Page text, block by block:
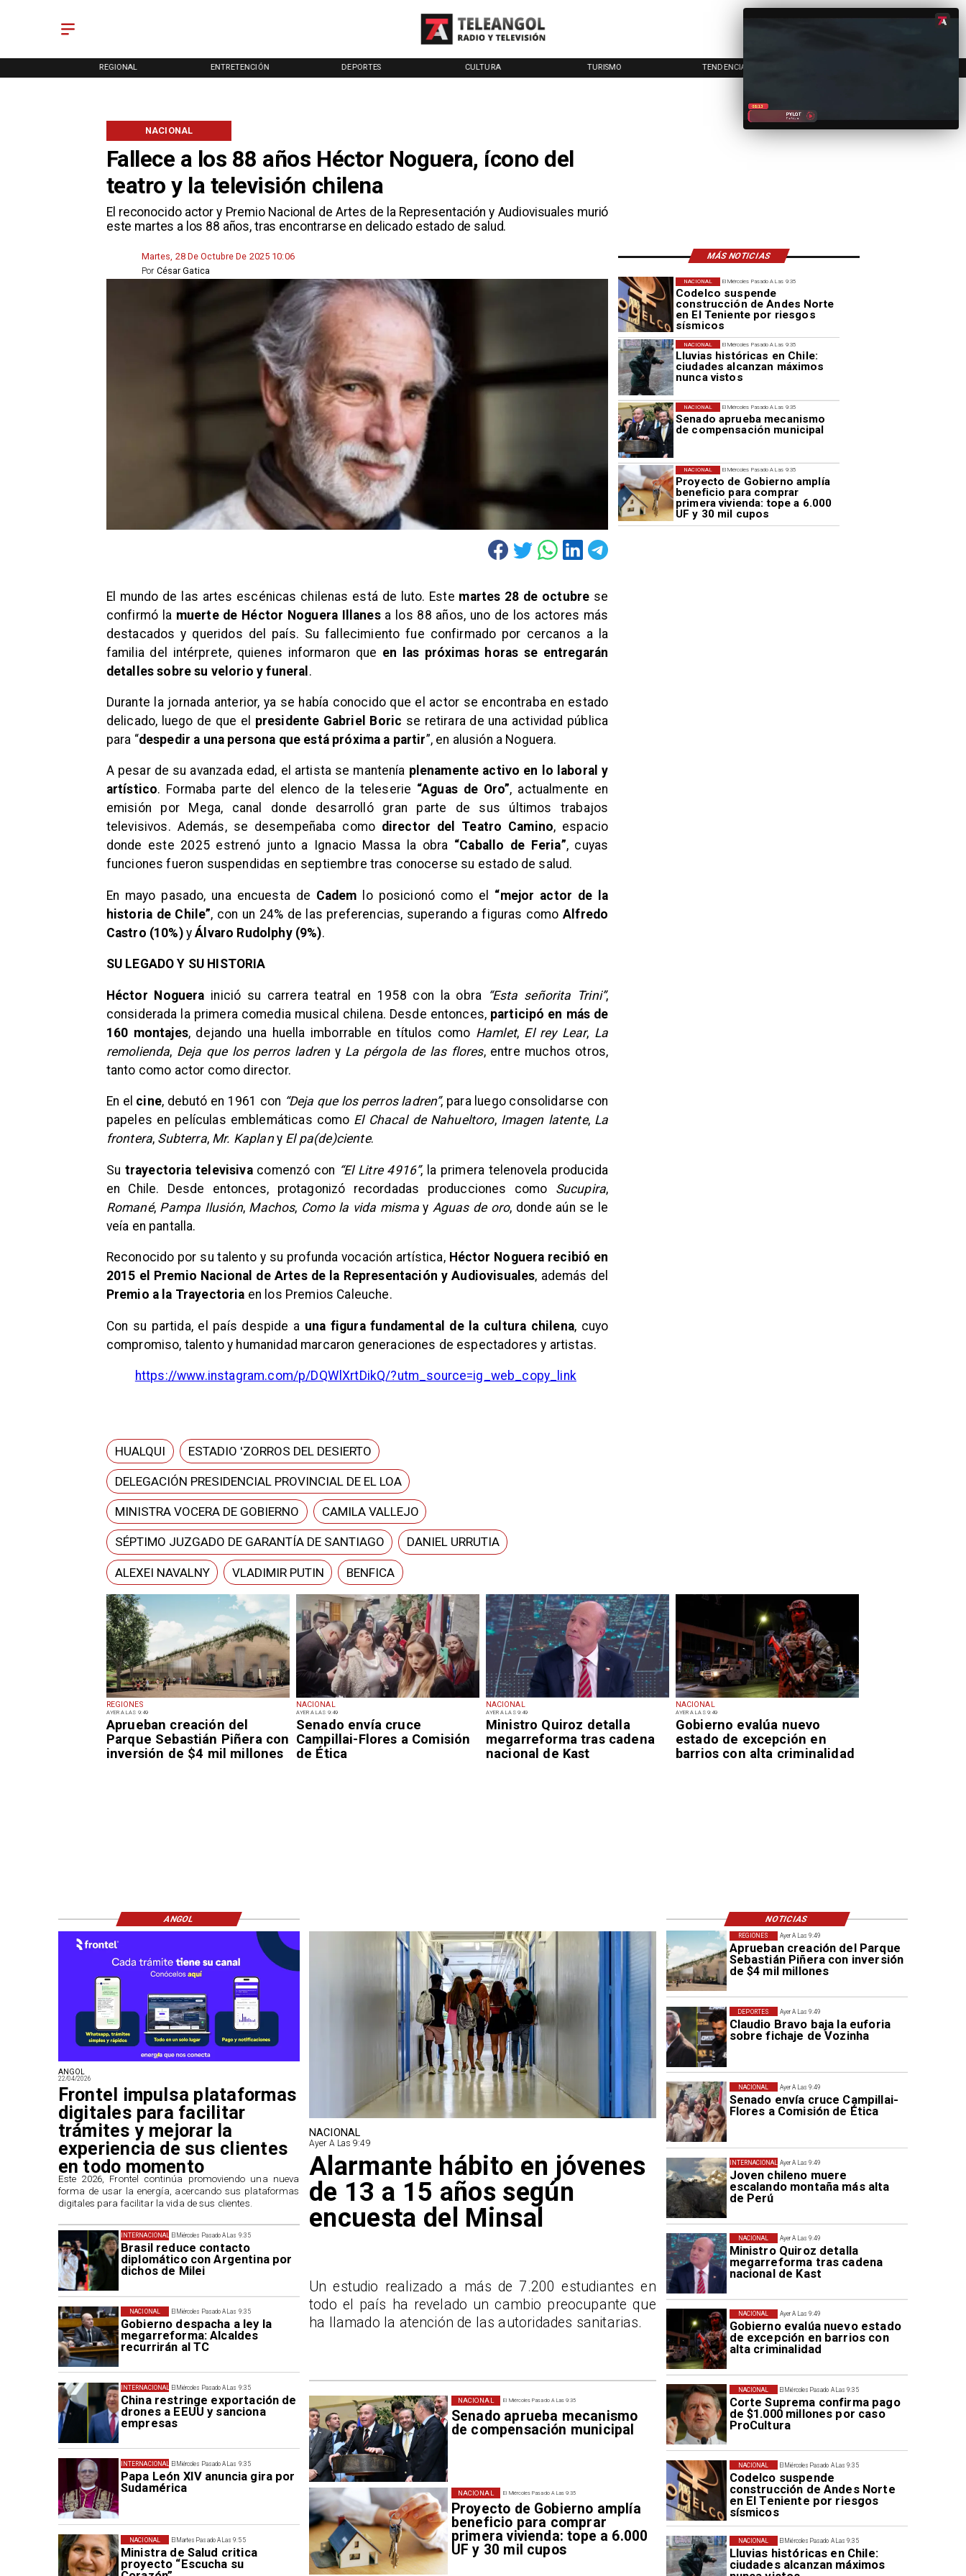
REGIONAL ENTRETENCIÓN DEPORTES CULTURA TURISMO TENDENCIAS
Fallece a los 88 años Héctor Noguera, ícono del
teatro y la televisión chilena
​El reconocido actor y Premio Nacional de Artes de la Representación y Audiovisuales murió
este martes a los 88 años, tras encontrarse en delicado estado de salud.
NACIONAL
MÁS NOTICIAS
Martes, 28 De Octubre De 2025 10:06
César Gatica
Por
REGIONES
AYER A LAS 9:49
Aprueban creación del
Parque Sebastián Piñera con
inversión de $4 mil millones
NACIONAL
AYER A LAS 9:49
Senado envía cruce
Campillai-Flores a Comisión
de Ética
NACIONAL
AYER A LAS 9:49
Ministro Quiroz detalla
megarreforma tras cadena
nacional de Kast
NACIONAL
AYER A LAS 9:49
Gobierno evalúa nuevo
estado de excepción en
barrios con alta criminalidad
El Miércoles Pasado A Las 9:35
Codelco suspende
construcción de Andes Norte
en El Teniente por riesgos
sísmicos
NACIONAL
El Miércoles Pasado A Las 9:35
Lluvias históricas en Chile:
ciudades alcanzan máximos
nunca vistos
NACIONAL
El Miércoles Pasado A Las 9:35
Senado aprueba mecanismo
de compensación municipal
NACIONAL
El Miércoles Pasado A Las 9:35
Proyecto de Gobierno amplía
beneficio para comprar
primera vivienda: tope a 6.000
UF y 30 mil cupos
NACIONAL
El mundo de las artes escénicas chilenas está de luto. Este martes 28 de octubre se
confirmó la muerte de Héctor Noguera Illanesa los 88 años, uno de los actores más
destacados y queridos del país. Su fallecimiento fue confirmado por cercanos a la
familia del intérprete, quienes informaron que en las próximas horas se entregarán
detalles sobre su velorio y funeral .
Durante la jornada anterior, ya se había conocido que el actor se encontraba en estado
delicado, luego de que el presidente Gabriel Boric se retirara de una actividad pública
para “despedir a una persona que está próxima a partir”, en alusión a Noguera.
A pesar de su avanzada edad, el artista se mantenía plenamente activo en lo laboral y
artístico. Formaba parte del elenco de la teleserie “Aguas de Oro”, actualmente en
emisión por Mega, canal donde desarrolló gran parte de sus últimos trabajos
televisivos. Además, se desempeñaba como director del Teatro Camino, espacio
donde este 2025 estrenó junto a Ignacio Massa la obra “Caballo de Feria”, cuyas
funciones fueron suspendidas en septiembre tras conocerse su estado de salud.
En mayo pasado, una encuesta de Cadem lo posicionó como el “mejor actor de la
historia de Chile”, con un 24% de las preferencias, superando a figuras comoAlfredo
Castro (10%)yÁlvaro Rudolphy (9%).
SU LEGADO Y SU HISTORIA
Héctor Noguera inició su carrera teatral en 1958 con la obra “Esta señorita Trini”,
considerada la primera comedia musical chilena. Desde entonces, participó en más de
160 montajes, dejando una huella imborrable en títulos como Hamlet, El rey Lear, La
remolienda, Deja que los perros ladreny La pérgola de las flores, entre muchos otros,
tanto como actor como director.
En el cine, debutó en 1961 con “Deja que los perros ladren”, para luego consolidarse con
papeles en películas emblemáticas como El Chacal de Nahueltoro, Imagen latente, La
frontera, Subterra, Mr. Kaplany El pa(de)ciente.
Su trayectoria televisivacomenzó con “El Litre 4916”, la primera telenovela producida
en Chile. Desde entonces, protagonizó recordadas producciones como Sucupira,
Romané, Pampa Ilusión, Machos, Como la vida mismay Aguas de oro, donde aún se le
veía en pantalla.
Reconocido por su talento y su profunda vocación artística, Héctor Noguera recibió en
2015 el Premio Nacional de Artes de la Representación y Audiovisuales, además del
Premio a la Trayectoria en los Premios Caleuche.
Con su partida, el país despide a una figura fundamental de la cultura chilena, cuyo
compromiso, talento y humanidad marcaron generaciones de espectadores y artistas.
https://www.instagram.com/p/DQWlXrtDikQ/?utm_source=ig_web_copy_link
HUALQUI ESTADIO 'ZORROS DEL DESIERTO
DELEGACIÓN PRESIDENCIAL PROVINCIAL DE EL LOA
MINISTRA VOCERA DE GOBIERNO CAMILA VALLEJO
SÉPTIMO JUZGADO DE GARANTÍA DE SANTIAGO DANIEL URRUTIA
ALEXEI NAVALNY VLADIMIR PUTIN BENFICA
Ayer A Las 9:49
Aprueban creación del Parque
Sebastián Piñera con inversión
de $4 mil millones
REGIONES
Ayer A Las 9:49
Claudio Bravo baja la euforia
sobre fichaje de Vozinha
DEPORTES
Ayer A Las 9:49
Senado envía cruce Campillai-
Flores a Comisión de Ética
NACIONAL
Ayer A Las 9:49
Joven chileno muere
escalando montaña más alta
de Perú
INTERNACIONAL
Ayer A Las 9:49
Ministro Quiroz detalla
megarreforma tras cadena
nacional de Kast
NACIONAL
Ayer A Las 9:49
Gobierno evalúa nuevo estado
de excepción en barrios con
alta criminalidad
NACIONAL
El Miércoles Pasado A Las 9:35
Corte Suprema confirma pago
de $1.000 millones por caso
ProCultura
NACIONAL
El Miércoles Pasado A Las 9:35
Codelco suspende
construcción de Andes Norte
en El Teniente por riesgos
sísmicos
NACIONAL
El Miércoles Pasado A Las 9:35
Lluvias históricas en Chile:
ciudades alcanzan máximos
NACIONAL
El Miércoles Pasado A Las 9:35
Brasil reduce contacto
diplomático con Argentina por
dichos de Milei
INTERNACIONAL
El Miércoles Pasado A Las 9:35
Gobierno despacha a ley la
megarreforma: Alcaldes
recurrirán al TC
NACIONAL
El Miércoles Pasado A Las 9:35
China restringe exportación de
drones a EEUU y sanciona
empresas
INTERNACIONAL
El Miércoles Pasado A Las 9:35
Papa León XIV anuncia gira por
Sudamérica
INTERNACIONAL
El Martes Pasado A Las 9:55
Ministra de Salud critica
proyecto “Escucha su
NACIONAL
El Miércoles Pasado A Las 9:35
Senado aprueba mecanismo
de compensación municipal
NACIONAL
El Miércoles Pasado A Las 9:35
Proyecto de Gobierno amplía
beneficio para comprar
primera vivienda: tope a 6.000
UF y 30 mil cupos
NACIONAL
ANGOL
22/04/2026
Frontel impulsa plataformas
digitales para facilitar
trámites y mejorar la
experiencia de sus clientes
en todo momento
​Este 2026, Frontel continúa promoviendo una nueva
forma de usar la energía, acercando sus plataformas
digitales para facilitar la vida de sus clientes.
NACIONAL
Ayer A Las 9:49
Alarmante hábito en jóvenes
de 13 a 15 años según
encuesta del Minsal
Un estudio realizado a más de 7.200 estudiantes en
todo el país ha revelado un cambio preocupante que
ha llamado la atención de las autoridades sanitarias.
ANGOL NOTICIAS